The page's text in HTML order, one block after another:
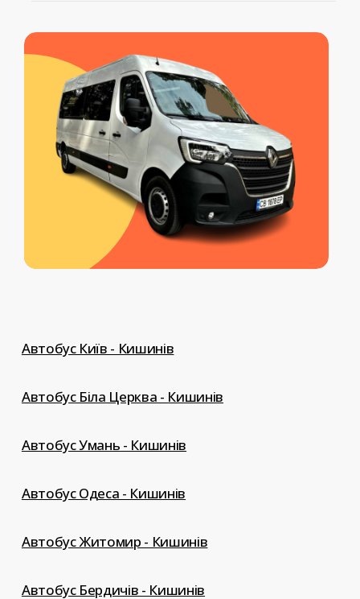
перевезення тварин, перевезення
документів, доставка передач,
індивідуальний трансфер до
Європи.
Автобус Київ - Кишинів
Автобус Біла Церква - Кишинів
Автобус Умань - Кишинів
Автобус Одеса - Кишинів
Автобус Житомир - Кишинів
Автобус Бердичів - Кишинів